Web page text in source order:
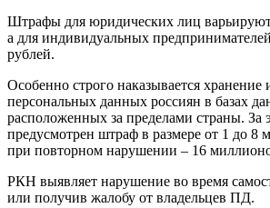
Штрафы для юридических лиц
а для индивидуальных
рублей.
Особенно строго наказывается хранение
персональных данных россиян в базах
расположенных за пределами страны. За
предусмотрен штраф в размере от 1 до 8
при повторном нарушении – 16
РКН выявляет нарушение во время
или получив жалобу от владельцев ПД.